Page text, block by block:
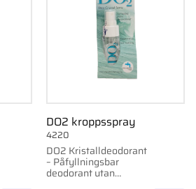
DO2 kroppsspray
DO2 Kristalldeodorant
– Påfyllningsbar
deodorant utan
4220